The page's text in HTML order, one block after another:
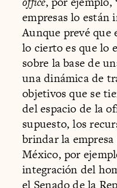
empresas lo están
Aunque prevé que
lo cierto es que lo
sobre la base de
una dinámica de
objetivos que se
del espacio de la
supuesto, los
brindar la
México, por
integración del
el Senado de la